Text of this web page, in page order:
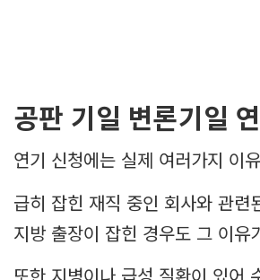
공판 기일 변론기일
연기 신청에는 실제 여러가지 이
급히 잡힌 재직 중인 회사와 관련
지방 출장이 잡힌 경우도 그 이유
또한 지병이나 급성 질환이 있어